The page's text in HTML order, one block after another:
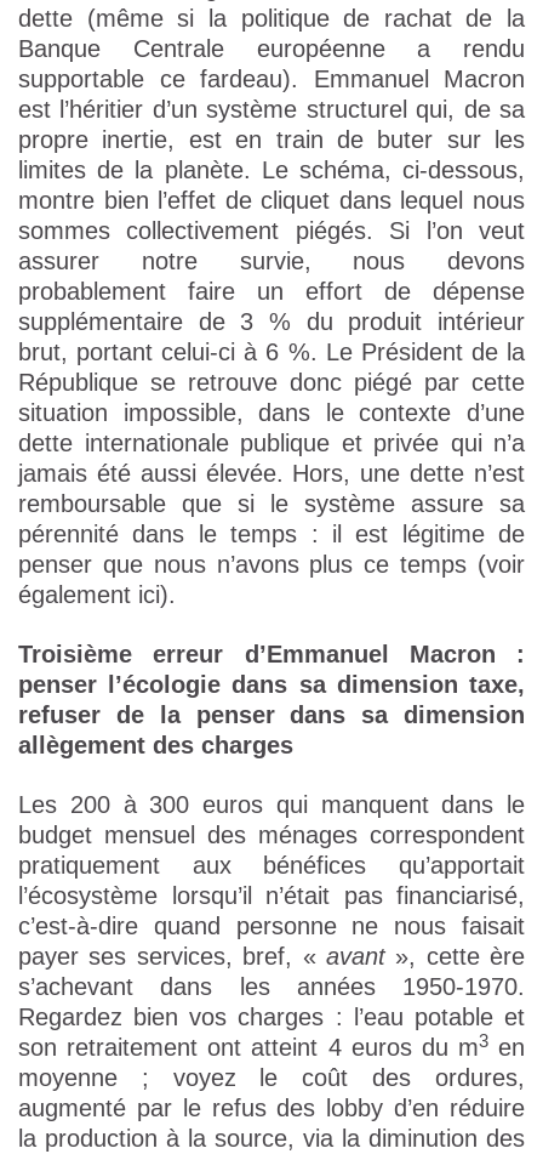
dette (même si la politique de rachat de la
Banque Centrale européenne a rendu
supportable ce fardeau). Emmanuel Macron
est l’héritier d’un système structurel qui, de sa
propre inertie, est en train de buter sur les
limites de la planète. Le schéma, ci-dessous,
montre bien l’effet de cliquet dans lequel nous
sommes collectivement piégés. Si l’on veut
assurer notre survie, nous devons
probablement faire un effort de dépense
supplémentaire de 3 % du produit intérieur
brut, portant celui-ci à 6 %. Le Président de la
République se retrouve donc piégé par cette
situation impossible, dans le contexte d’une
dette internationale publique et privée qui n’a
jamais été aussi élevée. Hors, une dette n’est
remboursable que si le système assure sa
pérennité dans le temps : il est légitime de
penser que nous n’avons plus ce temps (voir
également ici).
Troisième erreur d’Emmanuel Macron :
penser l’écologie dans sa dimension taxe,
refuser de la penser dans sa dimension
allègement des charges
Les 200 à 300 euros qui manquent dans le
budget mensuel des ménages correspondent
pratiquement aux bénéfices qu’apportait
l’écosystème lorsqu’il n’était pas financiarisé,
c’est-à-dire quand personne ne nous faisait
payer ses services, bref, « avant», cette ère
s’achevant dans les années 1950-1970.
Regardez bien vos charges : l’eau potable et
son retraitement ont atteint 4 euros du m3en
moyenne ; voyez le coût des ordures,
augmenté par le refus des lobby d’en réduire
la production à la source, via la diminution des